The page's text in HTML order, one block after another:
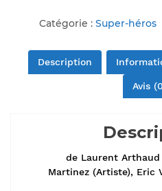
Catégorie : Super-héros
Description
Avis
de Laurent
Martinez (Artiste), Eric